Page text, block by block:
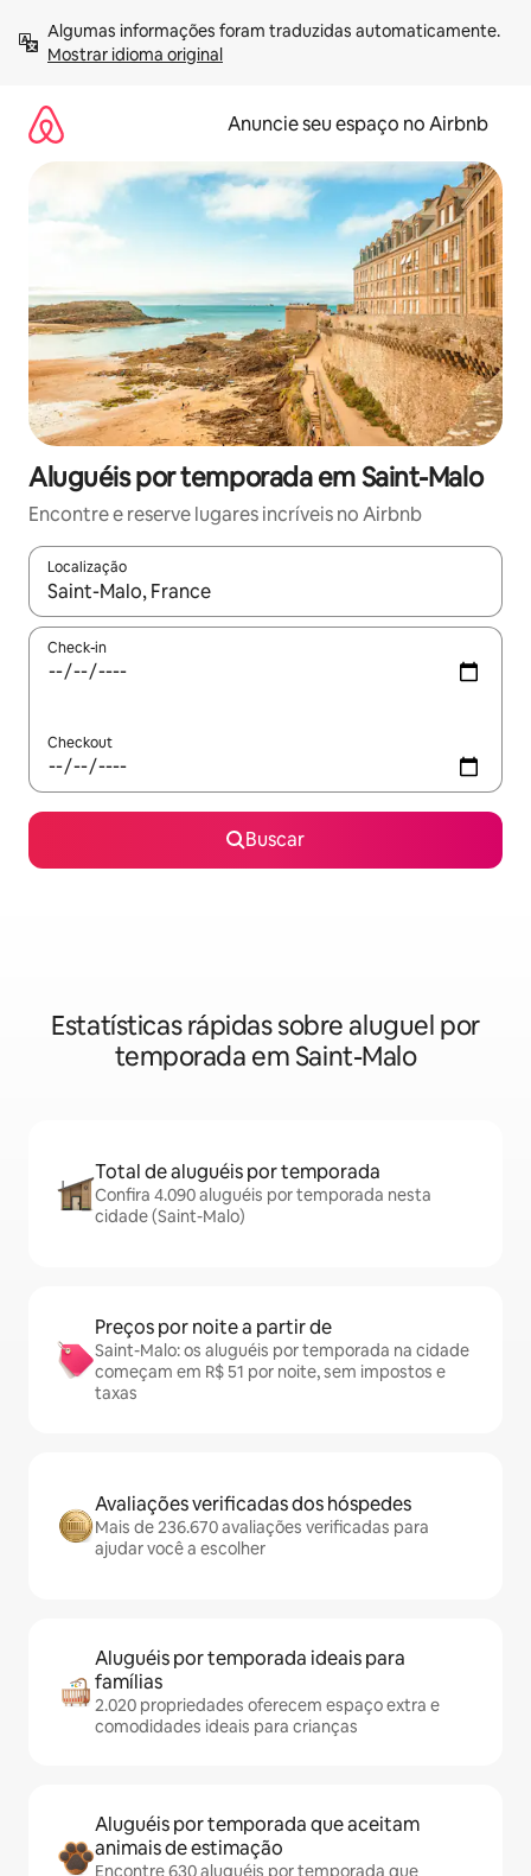
para
Mostrar idioma original
Anuncie seu espaço no Airbnb
Aluguéis por temporada em Saint-Malo
Encontre e reserve lugares incríveis no Airbnb
Localização
Quando os resultados estiverem disponíveis, explore-os
Check-in
Checkout
Buscar
Estatísticas rápidas sobre aluguel por
temporada em Saint-Malo
Total de aluguéis por temporada
Confira 4.090 aluguéis por temporada nesta
cidade (Saint-Malo)
Preços por noite a partir de
Saint-Malo: os aluguéis por temporada na cidade
começam em R$ 51 por noite, sem impostos e
taxas
Avaliações verificadas dos hóspedes
Mais de 236.670 avaliações verificadas para
ajudar você a escolher
Aluguéis por temporada ideais para
famílias
2.020 propriedades oferecem espaço extra e
comodidades ideais para crianças
Aluguéis por temporada que aceitam
animais de estimação
Encontre 630 aluguéis por temporada que